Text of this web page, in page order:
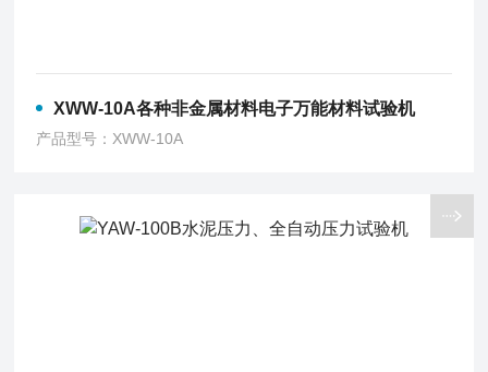
XWW-10A各种非金属材料电子万能材料试验机
产品型号：XWW-10A